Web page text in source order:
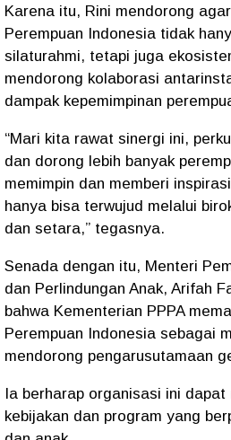
Karena itu, Rini mendorong
Perempuan Indonesia tidak
silaturahmi, tetapi juga
mendorong kolaborasi
dampak kepemimpinan
“Mari kita rawat sinergi ini,
dan dorong lebih banyak
memimpin dan memberi
hanya bisa terwujud melalui
dan setara,” tegasnya.
Senada dengan itu, Menteri
dan Perlindungan Anak, Arifah
bahwa Kementerian PPPA
Perempuan Indonesia sebagai
mendorong pengarusutamaan
Ia berharap organisasi ini dapat
kebijakan dan program yang